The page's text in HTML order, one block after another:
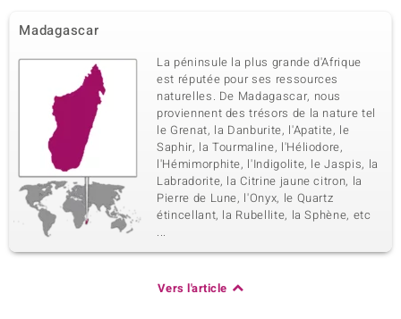
Madagascar
La péninsule la plus grande d'Afrique
est réputée pour ses ressources
naturelles. De Madagascar, nous
proviennent des trésors de la nature tel
le Grenat, la Danburite, l'Apatite, le
Saphir, la Tourmaline, l'Héliodore,
l'Hémimorphite, l'Indigolite, le Jaspis, la
Labradorite, la Citrine jaune citron, la
Pierre de Lune, l'Onyx, le Quartz
étincellant, la Rubellite, la Sphène, etc
...
Vers l'article